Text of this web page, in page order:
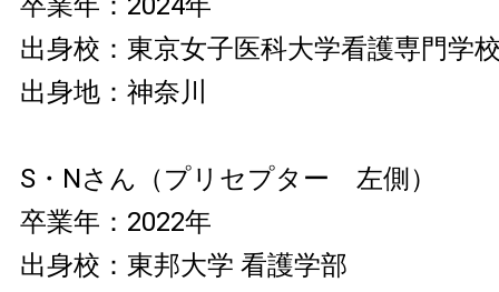
出身校：東京女子医科大学看護専門学
出身地：神奈川
S・Nさん（プリセプター 左側）
卒業年：2022年
出身校：東邦大学 看護学部